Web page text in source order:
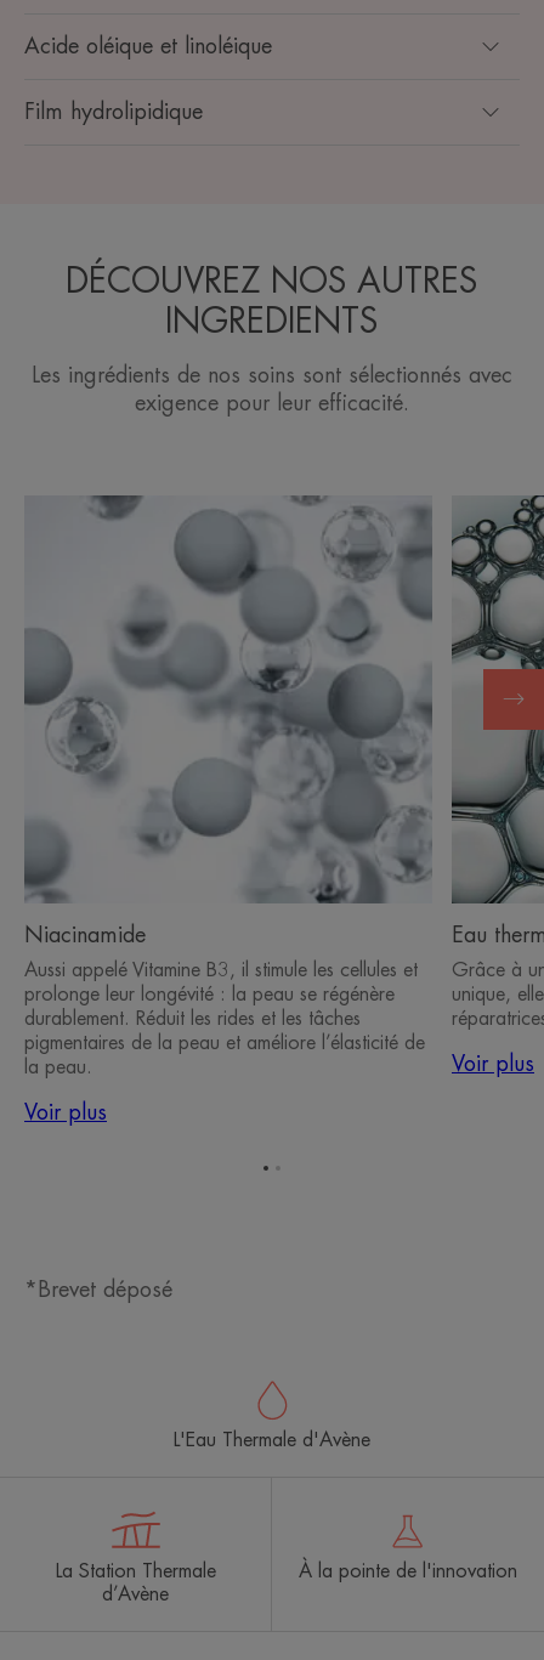
Acide oléique et linoléique
Film hydrolipidique
DÉCOUVREZ NOS AUTRES
INGREDIENTS
Les ingrédients de nos soins sont sélectionnés avec
exigence pour leur efficacité.
Niacinamide
Aussi appelé Vitamine B3, il stimule les cellules et
prolonge leur longévité : la peau se régénère
durablement. Réduit les rides et les tâches
pigmentaires de la peau et améliore l’élasticité de
la peau.
Voir plus
Eau
Grâce à
unique,
Voir plus
*Brevet déposé
L'Eau Thermale d'Avène
La Station Thermale
d’Avène
À la pointe de l'innovation